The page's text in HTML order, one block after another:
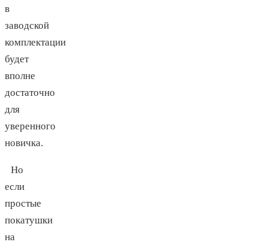
в
заводской
комплектации
будет
вполне
достаточно
для
уверенного
новичка.
Но
если
простые
покатушки
на